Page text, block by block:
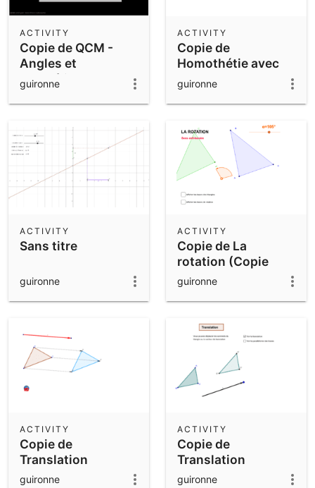
Copie de QCM -
Angles et
parallélisme
ACTIVITY
guironne
Copie de
Homothétie avec
curseur
ACTIVITY
guironne
Sans titre
ACTIVITY
guironne
Copie de La
rotation (Copie
Modifiée)
ACTIVITY
guironne
Copie de
Translation
ACTIVITY
guironne
Copie de
Translation
ACTIVITY
guironne